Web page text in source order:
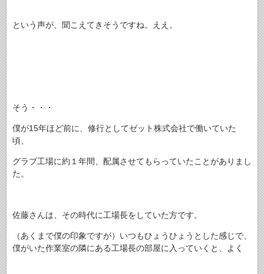
という声が、聞こえてきそうですね。ええ。
そう・・・
僕が15年ほど前に、修行としてゼット株式会社で働いていた
頃、
グラブ工場に約１年間、配属させてもらっていたことがありまし
た。
佐藤さんは、その時代に工場長をしていた方です。
（あくまで僕の印象ですが）いつもひょうひょうとした感じで、
僕がいた作業室の隣にある工場長の部屋に入っていくと、よく